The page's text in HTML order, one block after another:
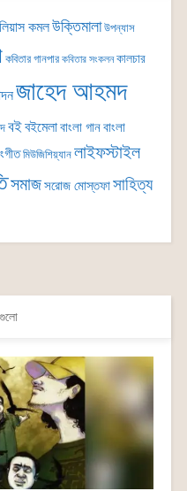
কমলউক্তিমালা উপন্যাস
কবিতার গানপার কবিতার সংকলন কালচার
জাহেদ আহমদ
বইবইমেলাবাংলা গানবাংলা
মিউজিশিয়্যান লাইফস্টাইল
সমাজসরোজ মোস্তফাসাহিত্য